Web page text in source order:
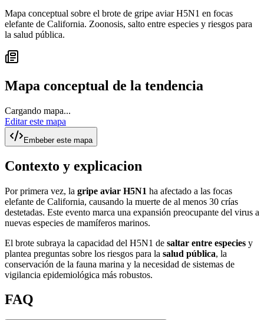
Mapa conceptual sobre el brote de gripe aviar H5N1 en focas
elefante de California. Zoonosis, salto entre especies y riesgos para
la salud pública.
Mapa conceptual de la tendencia
Cargando mapa...
Editar este mapa
Embeber este mapa
Contexto y explicacion
Por primera vez, la gripe aviar H5N1 ha afectado a las focas
elefante de California, causando la muerte de al menos 30 crías
destetadas. Este evento marca una expansión preocupante del virus a
nuevas especies de mamíferos marinos.
El brote subraya la capacidad del H5N1 de saltar entre especies y
plantea preguntas sobre los riesgos para la salud pública, la
conservación de la fauna marina y la necesidad de sistemas de
vigilancia epidemiológica más robustos.
FAQ